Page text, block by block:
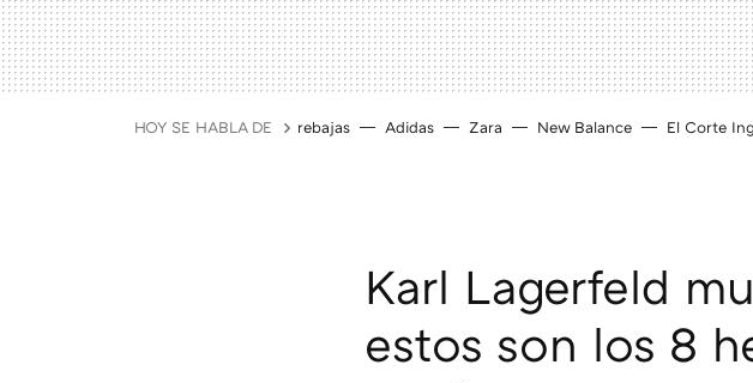
HOY SE HABLA DE rebajas Adidas Zara New Balance El Corte
Karl Lagerfeld
estos son los 8